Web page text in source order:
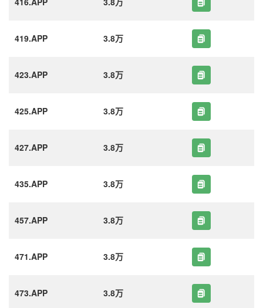
419.APP 3.8万
423.APP 3.8万
425.APP 3.8万
427.APP 3.8万
435.APP 3.8万
457.APP 3.8万
471.APP 3.8万
473.APP 3.8万